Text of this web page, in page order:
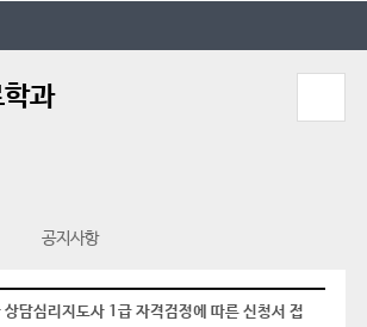
과
공지사항
담심리지도사 1급 자격검정에 따른 신청서 접